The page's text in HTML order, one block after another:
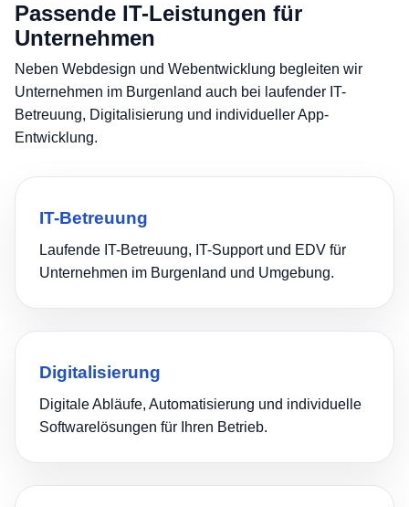
Passende IT-Leistungen für
Unternehmen
Neben Webdesign und Webentwicklung begleiten wir
Unternehmen im Burgenland auch bei laufender IT-
Betreuung, Digitalisierung und individueller App-
Entwicklung.
IT-Betreuung
Laufende IT-Betreuung, IT-Support und EDV für
Unternehmen im Burgenland und Umgebung.
Digitalisierung
Digitale Abläufe, Automatisierung und individuelle
Softwarelösungen für Ihren Betrieb.